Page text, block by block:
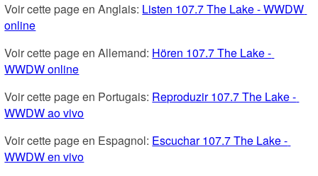
Voir cette page en Anglais: Listen 107.7 The Lake - WWDW
online
Voir cette page en Allemand: Hören 107.7 The Lake -
WWDW online
Voir cette page en Portugais: Reproduzir 107.7 The Lake -
WWDW ao vivo
Voir cette page en Espagnol: Escuchar 107.7 The Lake -
WWDW en vivo